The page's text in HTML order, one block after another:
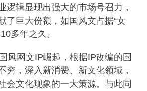
逻辑显现出强大的市场号召力，
了巨大份额，如国风文占据“女
多年之久。
网文IP崛起，根据IP改编的国
穷，深入新消费、新文化领域，
会文化现象的一大策源。与此同